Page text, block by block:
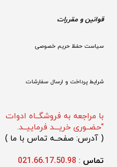
قوانین و مقررات
سیاست حفظ حریم خصوصی
شرایط پرداخت و ارسال سفارشات
با مراجعه به فروشگــاه ادوات
"حضــوری خریـــد فرماییــد.
( آدرس: صفحــه تماس با ما )
تماس :
021.66.17.50.98